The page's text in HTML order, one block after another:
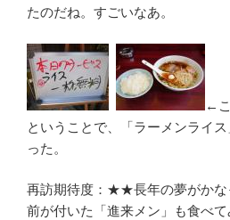
たのだね。すごいなあ。
←
ということで、「ラーメンライ
った。
再訪期待度：★★長年の夢がかな
前が付いた「進来メン」も食べて